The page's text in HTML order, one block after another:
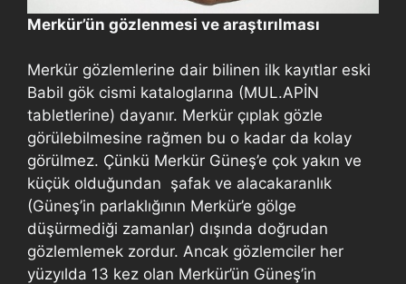
Merkür’ün gözlenmesi ve araştırılması
Merkür gözlemlerine dair bilinen ilk kayıtlar eski
Babil gök cismi kataloglarına (MUL.APİN
tabletlerine) dayanır. Merkür çıplak gözle
görülebilmesine rağmen bu o kadar da kolay
görülmez. Çünkü Merkür Güneş’e çok yakın ve
küçük olduğundan şafak ve alacakaranlık
(Güneş’in parlaklığının Merkür’e gölge
düşürmediği zamanlar) dışında doğrudan
gözlemlemek zordur. Ancak gözlemciler her
yüzyılda 13 kez olan Merkür’ün Güneş’in